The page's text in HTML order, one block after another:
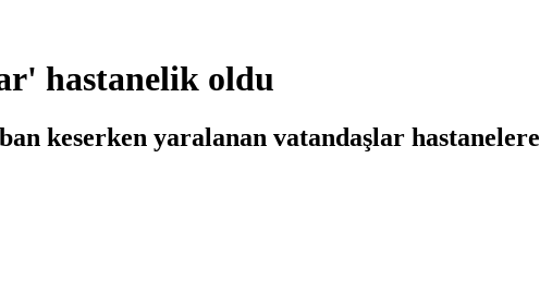
hastanelik oldu
keserken yaralanan vatandaşlar hastanelere